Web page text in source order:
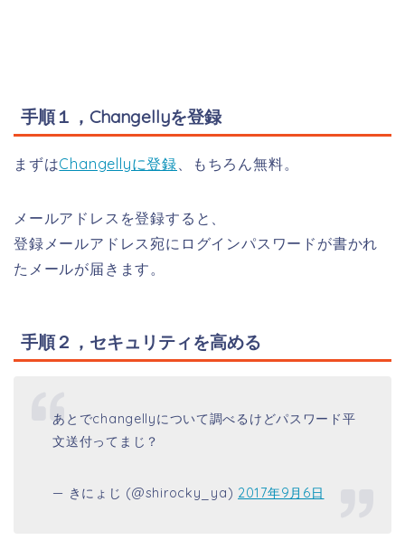
手順１，Changellyを登録
まずはChangellyに登録 、もちろん無料。
メールアドレスを登録すると、
登録メールアドレス宛にログインパスワードが書かれ
たメールが届きます。
手順２，セキュリティを高める
あとでchangellyについて調べるけどパスワード平
文送付ってまじ？
— きにょじ (@shirocky_ya) 2017年9月6日